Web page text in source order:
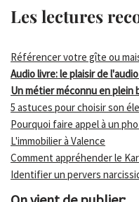
Les lectures
Référencer votre gîte ou
Audio livre: le plaisir de
Un métier méconnu en plein
5 astuces pour choisir son
Pourquoi faire appel à un
L'immobilier à Valence
Comment appréhender le
Identifier un pervers